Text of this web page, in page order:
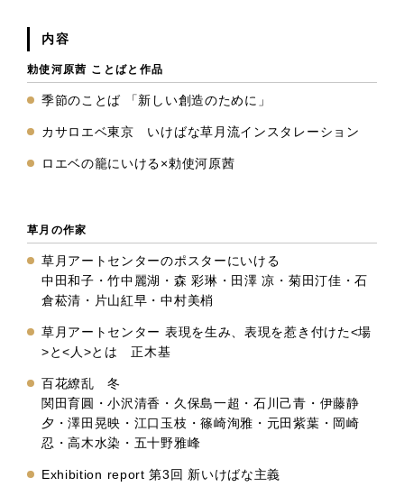
内容
勅使河原茜 ことばと作品
季節のことば 「新しい創造のために」
カサロエベ東京 いけばな草月流インスタレーション
ロエベの籠にいける×勅使河原茜
草月の作家
草月アートセンターのポスターにいける
中田和子・竹中麗湖・森 彩琳・田澤 凉・菊田汀佳・石
倉菘清・片山紅早・中村美梢
草月アートセンター 表現を生み、表現を惹き付けた<場
>と<人>とは 正木基
百花繚乱 冬
関田育圓・小沢清香・久保島一超・石川己青・伊藤静
夕・澤田晃映・江口玉枝・篠崎洵雅・元田紫葉・岡崎
忍・高木水染・五十野雅峰
Exhibition report 第3回 新いけばな主義